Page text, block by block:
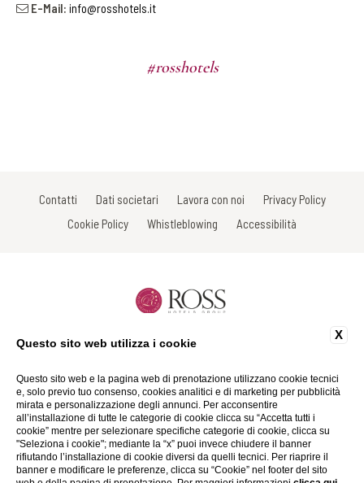
E-Mail: info@rosshotels.it
#rosshotels
Contatti Dati societari Lavora con noi
Privacy Policy
Cookie Policy
Whistleblowing Accessibilità
Via Roma, 33 - 53017 Radda in Chianti - Siena - Toscana - Italy
Fax: +39 0577 738031
Email:info@rosshotels.it
P.Iva 01116290527
Website by Blastness
X
Questo sito web utilizza i cookie
Questo sito web e la pagina web di prenotazione utilizzano cookie tecnici
e, solo previo tuo consenso, cookies analitici e di marketing per pubblicità
mirata e personalizzazione degli annunci. Per acconsentire
all’installazione di tutte le categorie di cookie clicca su “Accetta tutti i
cookie” mentre per selezionare specifiche categorie di cookie, clicca su
"Seleziona i cookie"; mediante la “x” puoi invece chiudere il banner
rifiutando l’installazione di cookie diversi da quelli tecnici. Per riaprire il
banner e modificare le preferenze, clicca su “Cookie” nel footer del sito